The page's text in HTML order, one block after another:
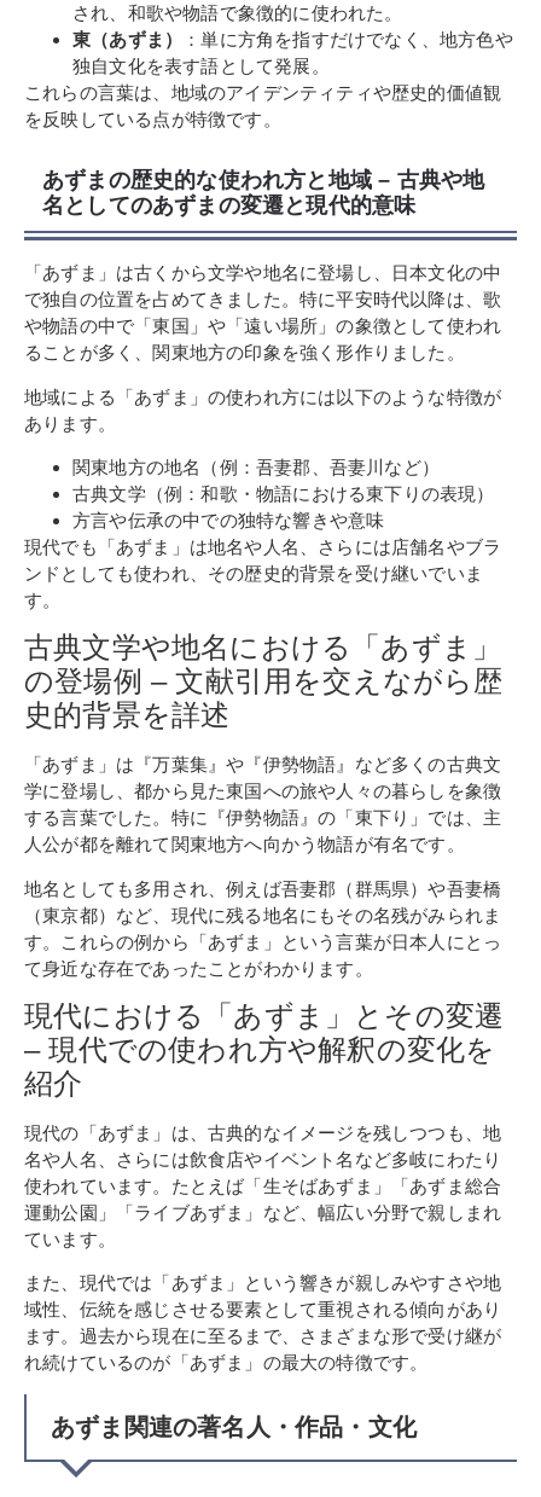
され、和歌や物語で象徴的に使われた。
東（あずま）
：単に方角を指すだけでなく、地方色や
独自文化を表す語として発展。
これらの言葉は、地域のアイデンティティや歴史的価値観
を反映している点が特徴です。
あずまの歴史的な使われ方と地域 – 古典や地
名としてのあずまの変遷と現代的意味
「あずま」は古くから文学や地名に登場し、日本文化の中
で独自の位置を占めてきました。特に平安時代以降は、歌
や物語の中で「東国」や「遠い場所」の象徴として使われ
ることが多く、関東地方の印象を強く形作りました。
地域による「あずま」の使われ方には以下のような特徴が
あります。
関東地方の地名（例：吾妻郡、吾妻川など）
古典文学（例：和歌・物語における東下りの表現）
方言や伝承の中での独特な響きや意味
現代でも「あずま」は地名や人名、さらには店舗名やブラ
ンドとしても使われ、その歴史的背景を受け継いでいま
す。
古典文学や地名における「あずま」
の登場例 – 文献引用を交えながら歴
史的背景を詳述
「あずま」は『万葉集』や『伊勢物語』など多くの古典文
学に登場し、都から見た東国への旅や人々の暮らしを象徴
する言葉でした。特に『伊勢物語』の「東下り」では、主
人公が都を離れて関東地方へ向かう物語が有名です。
地名としても多用され、例えば吾妻郡（群馬県）や吾妻橋
（東京都）など、現代に残る地名にもその名残がみられま
す。これらの例から「あずま」という言葉が日本人にとっ
て身近な存在であったことがわかります。
現代における「あずま」とその変遷
– 現代での使われ方や解釈の変化を
紹介
現代の「あずま」は、古典的なイメージを残しつつも、地
名や人名、さらには飲食店やイベント名など多岐にわたり
使われています。たとえば「生そばあずま」「あずま総合
運動公園」「ライブあずま」など、幅広い分野で親しまれ
ています。
また、現代では「あずま」という響きが親しみやすさや地
域性、伝統を感じさせる要素として重視される傾向があり
ます。過去から現在に至るまで、さまざまな形で受け継が
れ続けているのが「あずま」の最大の特徴です。
あずま関連の著名人・作品・文化